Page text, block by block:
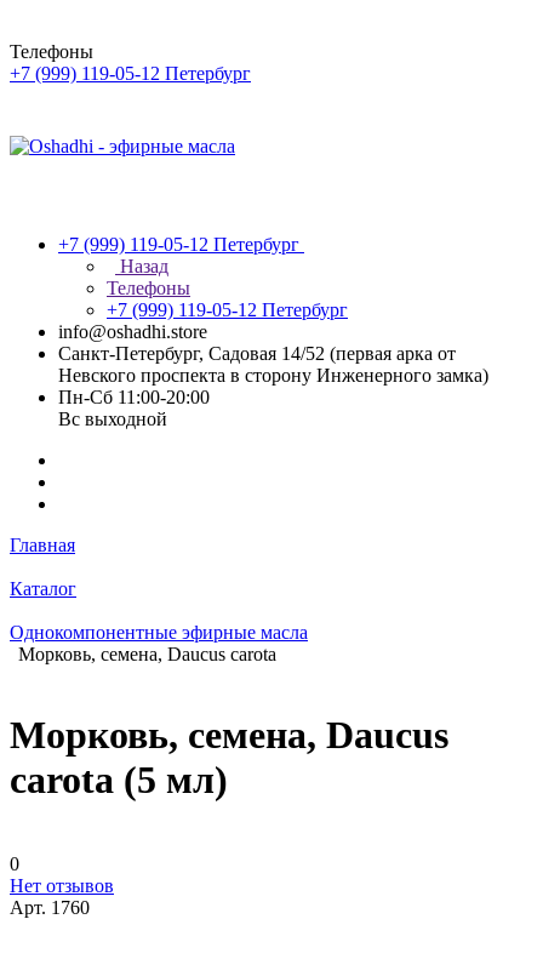
Телефоны
+7 (999) 119-05-12 Петербург
+7 (999) 119-05-12 Петербург
Назад
Телефоны
+7 (999) 119-05-12 Петербург
info@oshadhi.store
Санкт-Петербург, Садовая 14/52 (первая арка от
Невского проспекта в сторону Инженерного замка)
Пн-Сб 11:00-20:00
Вс выходной
Главная
Каталог
Однокомпонентные эфирные масла
Морковь, семена, Daucus carota
Морковь, семена, Daucus
carota (5 мл)
0
Нет отзывов
Арт. 1760